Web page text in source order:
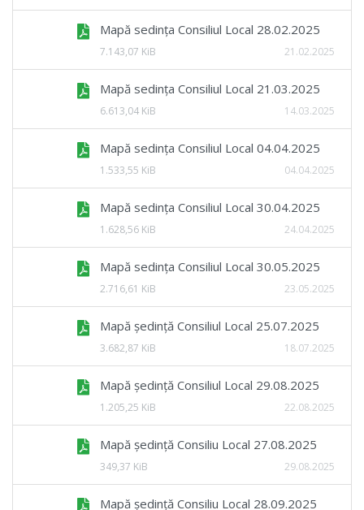
Mapă sedința Consiliul Local 28.02.2025
7.143,07 KiB 21.02.2025
Mapă sedința Consiliul Local 21.03.2025
6.613,04 KiB 14.03.2025
Mapă sedința Consiliul Local 04.04.2025
1.533,55 KiB 04.04.2025
Mapă sedința Consiliul Local 30.04.2025
1.628,56 KiB 24.04.2025
Mapă sedința Consiliul Local 30.05.2025
2.716,61 KiB 23.05.2025
Mapă ședință Consiliul Local 25.07.2025
3.682,87 KiB 18.07.2025
Mapă ședință Consiliul Local 29.08.2025
1.205,25 KiB 22.08.2025
Mapă ședință Consiliu Local 27.08.2025
349,37 KiB 29.08.2025
Mapă ședință Consiliu Local 28.09.2025